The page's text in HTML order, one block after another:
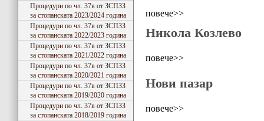
Процедури по чл. 37в от ЗСПЗЗ
за стопанската 2023/2024 година
Процедури по чл. 37в от ЗСПЗЗ
за стопанската 2022/2023 година
Процедури по чл. 37в от ЗСПЗЗ
за стопанската 2021/2022 година
Процедури по чл. 37в от ЗСПЗЗ
за стопанската 2020/2021 година
Процедури по чл. 37в от ЗСПЗЗ
за стопанската 2019/2020 година
Процедури по чл. 37в от ЗСПЗЗ
за стопанската 2018/2019 година
повече>>
Никола Козлево
повече>>
Нови пазар
повече>>